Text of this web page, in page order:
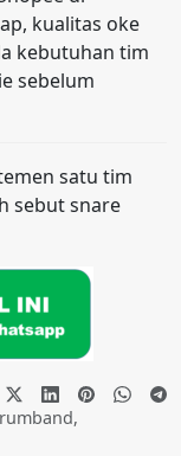
kualitas oke
kebutuhan tim
sebelum
satu tim
sebut snare
,